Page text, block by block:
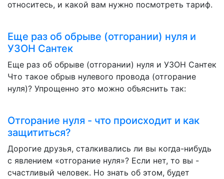
относитесь, и какой вам нужно посмотреть тариф.
Еще раз об обрыве (отгорании) нуля и
УЗОН Сантек
Еще раз об обрыве (отгорании) нуля и УЗОН Сантек
Что такое обрыв нулевого провода (отгорание
нуля)? Упрощенно это можно объяснить так:
Отгорание нуля - что происходит и как
защититься?
Дорогие друзья, сталкивались ли вы когда-нибудь
с явлением «отгорание нуля»? Если нет, то вы -
счастливый человек. Но знать об этом, будет